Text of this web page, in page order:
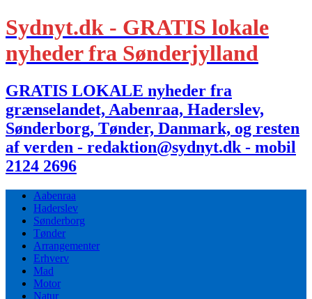
Sydnyt.dk - GRATIS lokale
nyheder fra Sønderjylland
GRATIS LOKALE nyheder fra
grænselandet, Aabenraa, Haderslev,
Sønderborg, Tønder, Danmark, og resten
af verden - redaktion@sydnyt.dk - mobil
2124 2696
Aabenraa
Haderslev
Sønderborg
Tønder
Arrangementer
Erhverv
Mad
Motor
Natur